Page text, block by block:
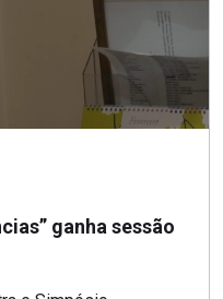
ganha sessão